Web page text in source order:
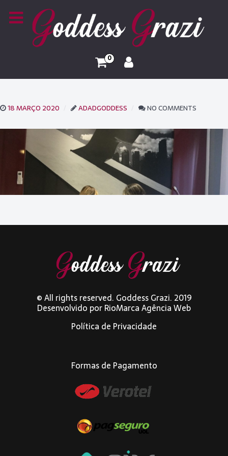
0
18 MARÇO 2020 ADADGODDESS NO COMMENTS
© All rights reserved. Goddess Grazi. 2019
Desenvolvido porRioMarca Agência Web
Política de Privacidade
Formas de Pagamento